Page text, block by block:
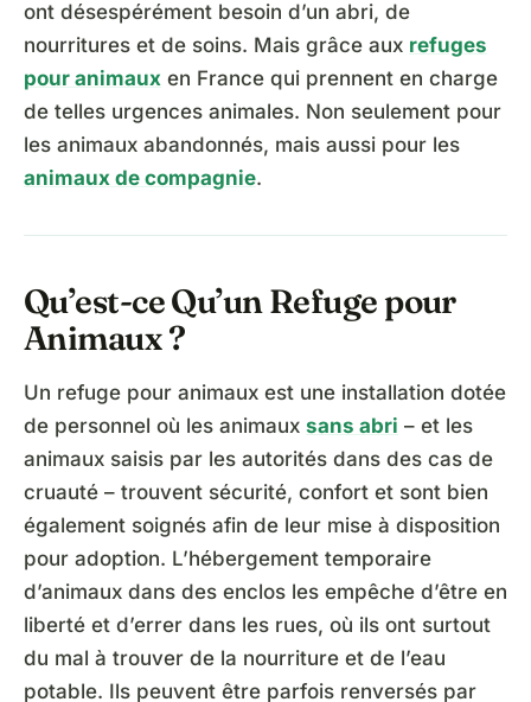
ont désespérément besoin d’un abri, de
nourritures et de soins. Mais grâce aux refuges
pour animaux en France qui prennent en charge
de telles urgences animales. Non seulement pour
les animaux abandonnés, mais aussi pour les
animaux de compagnie.
Qu’est-ce Qu’un Refuge pour
Animaux ?
Un refuge pour animaux est une installation dotée
de personnel où les animaux sans abri – et les
animaux saisis par les autorités dans des cas de
cruauté – trouvent sécurité, confort et sont bien
également soignés afin de leur mise à disposition
pour adoption. L’hébergement temporaire
d’animaux dans des enclos les empêche d’être en
liberté et d’errer dans les rues, où ils ont surtout
du mal à trouver de la nourriture et de l’eau
potable. Ils peuvent être parfois renversés par